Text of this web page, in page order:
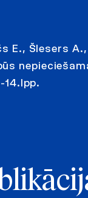
E., Šlesers
14.lpp.